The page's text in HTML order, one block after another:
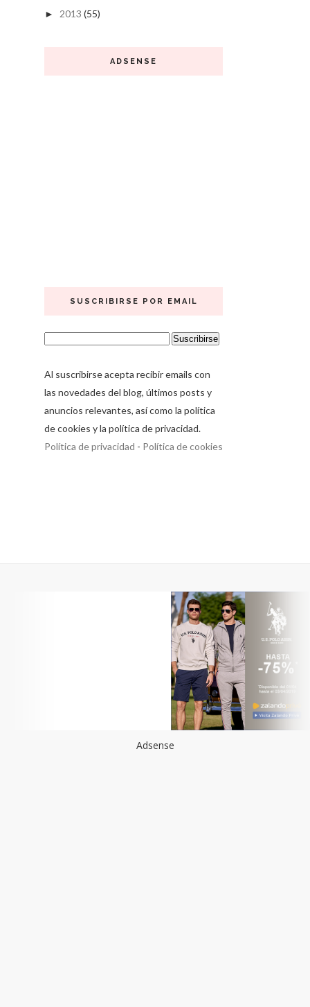
► 2013 (55)
ADSENSE
SUSCRIBIRSE POR EMAIL
Al suscribirse acepta recibir emails con
las novedades del blog, últimos posts y
anuncios relevantes, así como la política
de cookies y la política de privacidad.
Política de privacidad - Política de cookies
Adsense